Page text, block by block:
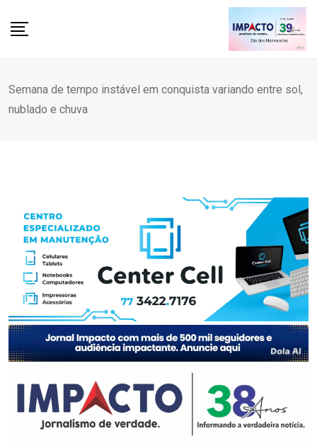
Semana de tempo instável em conquista variando entre sol,
nublado e chuva